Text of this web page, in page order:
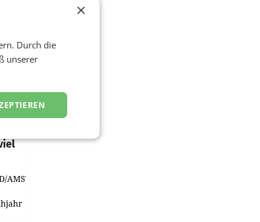
×
Durch die
unserer